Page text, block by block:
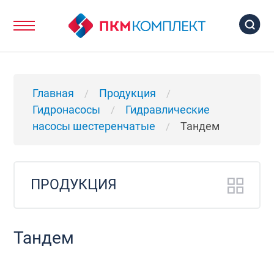
Главная / Продукция /
Гидронасосы /
Гидравлические
насосы шестеренчатые
/ Тандем
ПРОДУКЦИЯ
Тандем